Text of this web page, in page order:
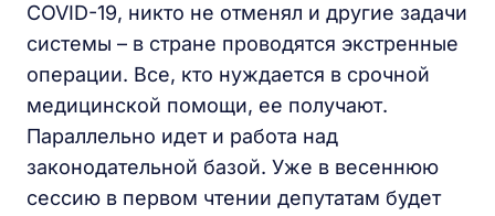
COVID-19, никто не отменял и другие задачи
системы – в стране проводятся экстренные
операции. Все, кто нуждается в срочной
медицинской помощи, ее получают.
Параллельно идет и работа над
законодательной базой. Уже в весеннюю
сессию в первом чтении депутатам будет